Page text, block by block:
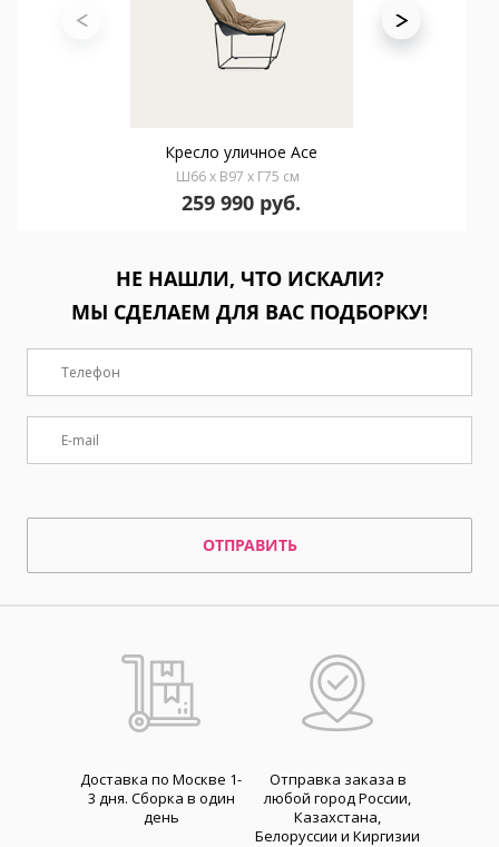
Кресло уличное Ace
Ш66 x В97 x Г75 см
259 990 руб.
НЕ НАШЛИ, ЧТО ИСКАЛИ?
МЫ СДЕЛАЕМ ДЛЯ ВАС ПОДБОРКУ!
ОТПРАВИТЬ
Доставка по Москве 1-
3 дня. Cборка в один
день
Отправка заказа в
любой город России,
Казахстана,
Белоруссии и Киргизии